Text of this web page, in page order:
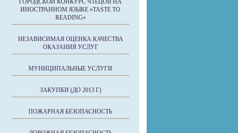
ГОРОДСКОЙ КОНКУРС ЧТЕЦОВ НА
ИНОСТРАННОМ ЯЗЫКЕ «TASTE TO
READING»
НЕЗАВИСИМАЯ ОЦЕНКА КАЧЕСТВА
ОКАЗАНИЯ УСЛУГ
МУНИЦИПАЛЬНЫЕ УСЛУГИ
ЗАКУПКИ (ДО 2013 Г)
ПОЖАРНАЯ БЕЗОПАСНОСТЬ